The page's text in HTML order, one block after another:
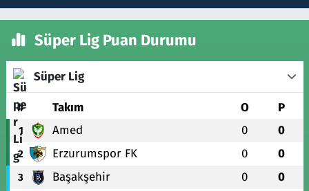
Süper Lig Puan Durumu
Süper Lig
# Takım O P
1 Amed 0 0
2 Erzurumspor FK 0 0
3 Başakşehir 0 0